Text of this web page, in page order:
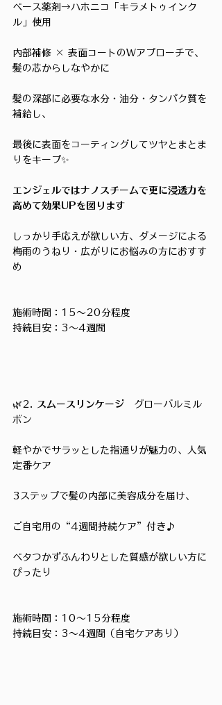
ベース薬剤→ハホニコ「キラメトゥインク
ル」使用
内部補修 × 表面コートのWアプローチで、
髪の芯からしなやかに
髪の深部に必要な水分・油分・タンパク質を
補給し、
最後に表面をコーティングしてツヤとまとま
りをキープ✨
エンジェルではナノスチームで更に浸透力を
高めて効果UPを図ります
しっかり手応えが欲しい方、ダメージによる
梅雨のうねり・広がりにお悩みの方におすす
め
施術時間：15〜20分程度
持続目安：3〜4週間
🌿2. スムースリンケージ グローバルミル
ボン
軽やかでサラッとした指通りが魅力の、人気
定番ケア
3ステップで髪の内部に美容成分を届け、
ご自宅用の“4週間持続ケア”付き♪
ベタつかずふんわりとした質感が欲しい方に
ぴったり
施術時間：10〜15分程度
持続目安：3〜4週間（自宅ケアあり）